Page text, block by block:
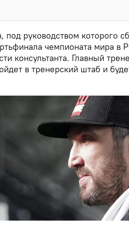
под руководством которого
чемпионата мира в
консультанта. Главный
в тренерский штаб и